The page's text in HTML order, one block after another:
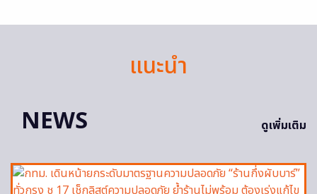
แนะนำ
NEWS
ดูเพิ่มเติม